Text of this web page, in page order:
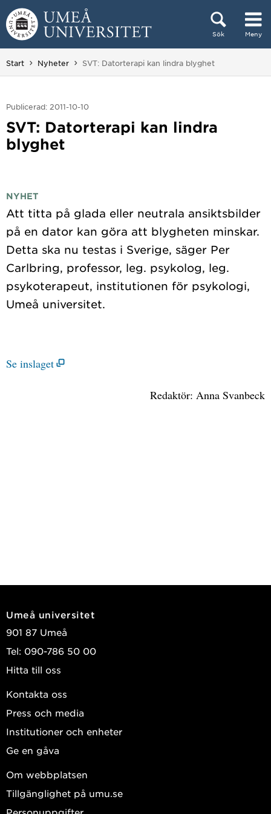
Hoppa direkt till innehållet
Sök Meny
Huvudmenyn dold.
Start Nyheter Du är här:
SVT: Datorterapi kan lindra blyghet
Publicerad: 2011-10-10
SVT: Datorterapi kan lindra
blyghet
NYHET
Att titta på glada eller neutrala ansiktsbilder
på en dator kan göra att blygheten minskar.
Detta ska nu testas i Sverige, säger Per
Carlbring, professor, leg. psykolog, leg.
psykoterapeut, institutionen för psykologi,
Se inslaget
Redaktör: Anna Svanbeck
Umeå universitet
901 87 Umeå
Tel: 090-786 50 00
Hitta till oss
Kontakta oss
Press och media
Institutioner och enheter
Ge en gåva
Om webbplatsen
Tillgänglighet på umu.se